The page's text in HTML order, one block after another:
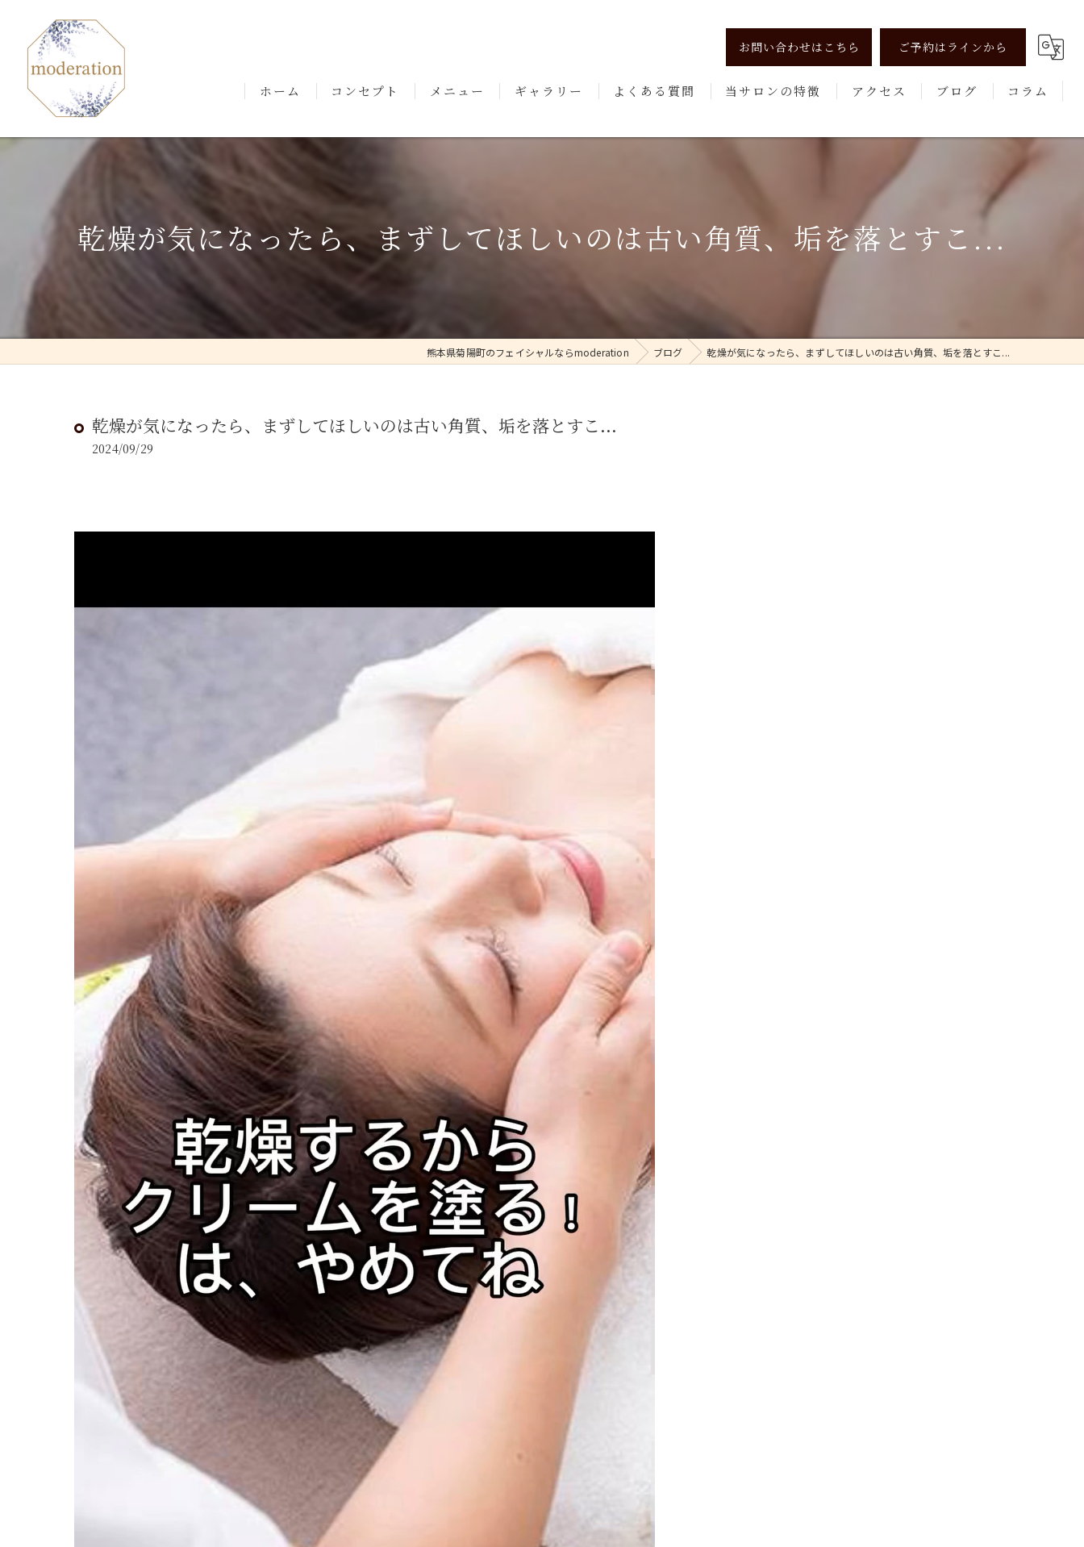
お問い合わせはこちら ご予約はラインから
ホーム コンセプト メニュー ギャラリー よくある質問 当サロンの特徴
美肌
アクセス ブログ コラム
乾燥が気になったら、まずしてほしいのは古い角質、垢を落とすこ...
熊本県菊陽町のフェイシャルならmoderation ブログ 乾燥が気になったら、まずしてほしいのは古い角質、垢を落とすこ...
乾燥が気になったら、まずしてほしいのは古い角質、垢を落とすこ...
2024/09/29